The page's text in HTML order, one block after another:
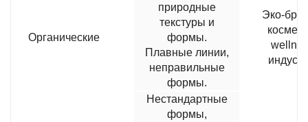
Органические
природные
текстуры и
формы.
Плавные линии,
неправильные
формы.
Эко-
Нестандартные
формы,